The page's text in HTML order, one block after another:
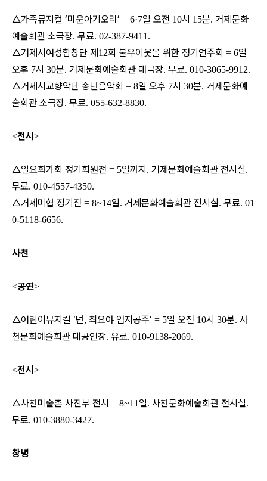
△가족뮤지컬 ‘미운아기오리’ = 6·7일 오전 10시 15분. 거제문화
예술회관 소극장. 무료. 02-387-9411.
△거제시여성합창단 제12회 불우이웃을 위한 정기연주회 = 6일
오후 7시 30분. 거제문화예술회관 대극장. 무료. 010-3065-9912.
△거제시교향악단 송년음악회 = 8일 오후 7시 30분. 거제문화예
술회관 소극장. 무료. 055-632-8830.
<전시 >
△일요화가회 정기회원전 = 5일까지. 거제문화예술회관 전시실.
무료. 010-4557-4350.
△거제미협 정기전 = 8~14일. 거제문화예술회관 전시실. 무료. 01
0-5118-6656.
사천
<공연>
△어린이뮤지컬 ‘넌, 최요야 엄지공주’ = 5일 오전 10시 30분. 사
천문화예술회관 대공연장. 유료. 010-9138-2069.
<전시 >
△사천미술촌 사진부 전시 = 8~11 일. 사천문화예술회관 전시실.
무료. 010-3880-3427.
창녕